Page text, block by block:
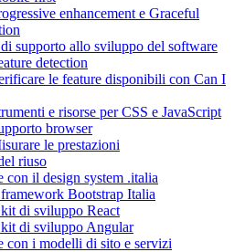
enhancement e Graceful
supporto allo sviluppo del software
detection
le feature disponibili con Can I
e risorse per CSS e JavaScript
browser
le prestazioni
riuso
con il design system .italia
Bootstrap Italia
di sviluppo React
di sviluppo Angular
con i modelli di sito e servizi